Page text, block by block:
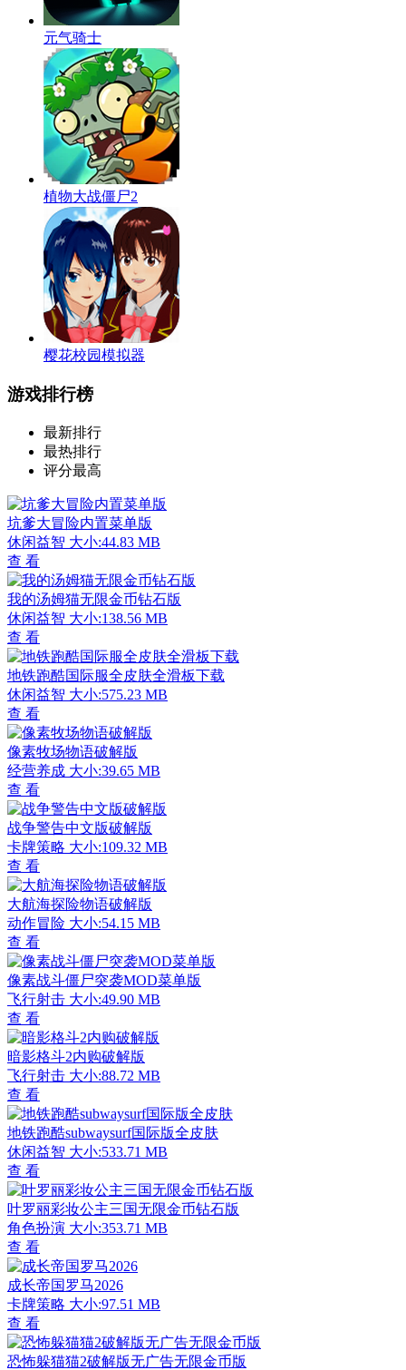
元气骑士
植物大战僵尸2
樱花校园模拟器
游戏排行榜
最新排行
最热排行
评分最高
坑爹大冒险内置菜单版
休闲益智 大小:44.83 MB
查 看
我的汤姆猫无限金币钻石版
休闲益智 大小:138.56 MB
查 看
地铁跑酷国际服全皮肤全滑板下载
休闲益智 大小:575.23 MB
查 看
像素牧场物语破解版
经营养成 大小:39.65 MB
查 看
战争警告中文版破解版
卡牌策略 大小:109.32 MB
查 看
大航海探险物语破解版
动作冒险 大小:54.15 MB
查 看
像素战斗僵尸突袭MOD菜单版
飞行射击 大小:49.90 MB
查 看
暗影格斗2内购破解版
飞行射击 大小:88.72 MB
查 看
地铁跑酷subwaysurf国际版全皮肤
休闲益智 大小:533.71 MB
查 看
叶罗丽彩妆公主三国无限金币钻石版
角色扮演 大小:353.71 MB
查 看
成长帝国罗马2026
卡牌策略 大小:97.51 MB
查 看
恐怖躲猫猫2破解版无广告无限金币版